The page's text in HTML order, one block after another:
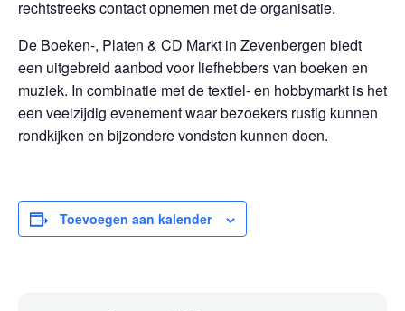
rechtstreeks contact opnemen met de organisatie.
De Boeken-, Platen & CD Markt in Zevenbergen biedt
een uitgebreid aanbod voor liefhebbers van boeken en
muziek. In combinatie met de textiel- en hobbymarkt is het
een veelzijdig evenement waar bezoekers rustig kunnen
rondkijken en bijzondere vondsten kunnen doen.
Toevoegen aan kalender